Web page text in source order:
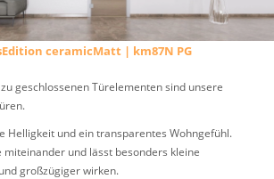
ceramicMatt | km87N PG
geschlossenen Türelementen sind unsere
Helligkeit und ein transparentes Wohngefühl.
miteinander und lässt besonders kleine
großzügiger wirken.